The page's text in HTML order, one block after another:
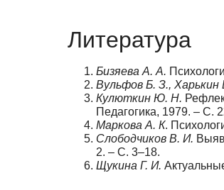
Литература
Бизяева А. А.
Вульфов Б. З., Харькин
Кулюткин Ю. Н.
Педагогика, 1979. – С.
Маркова А. К.
Слободчиков В. И.
2. – С. 3–18.
Щукина Г. И.